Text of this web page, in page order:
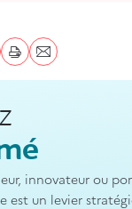
Facebook
sur LinkedIn
imprimerEnvoyer par
innovateur ou
est un levier